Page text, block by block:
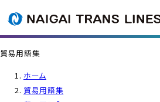
企業情報 / グローバルネットワー
各種情報
貿易用語集
ホーム
貿易用語集